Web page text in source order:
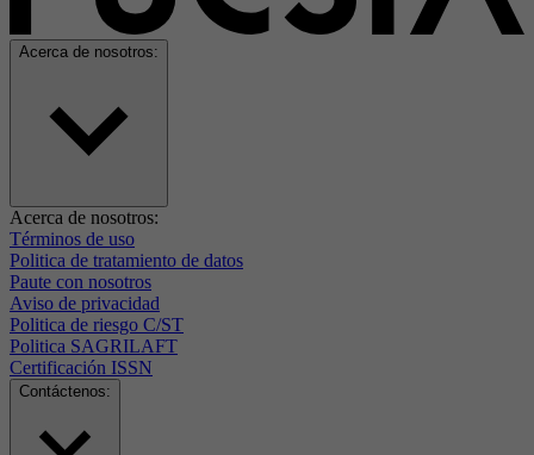
Acerca de nosotros:
Acerca de nosotros:
Términos de uso
Politica de tratamiento de datos
Paute con nosotros
Aviso de privacidad
Politica de riesgo C/ST
Politica SAGRILAFT
Certificación ISSN
Contáctenos: